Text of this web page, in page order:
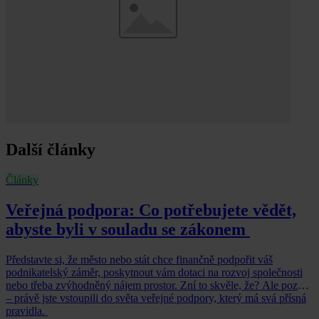
Další články
Články
Veřejná podpora: Co potřebujete vědět,
abyste byli v souladu se zákonem
Představte si, že město nebo stát chce finančně podpořit váš
podnikatelský záměr, poskytnout vám dotaci na rozvoj společnosti
nebo třeba zvýhodněný nájem prostor. Zní to skvěle, že? Ale pozor
– právě jste vstoupili do světa veřejné podpory, který má svá přísná
pravidla.